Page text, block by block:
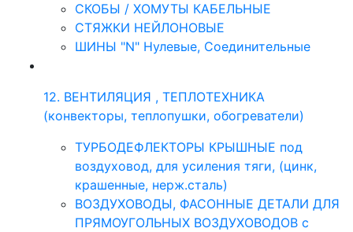
СКОБЫ / ХОМУТЫ КАБЕЛЬНЫЕ
СТЯЖКИ НЕЙЛОНОВЫЕ
ШИНЫ "N" Нулевые, Соединительные
12. ВЕНТИЛЯЦИЯ , ТЕПЛОТЕХНИКА
(конвекторы, теплопушки, обогреватели)
ТУРБОДЕФЛЕКТОРЫ КРЫШНЫЕ под
воздуховод, для усиления тяги, (цинк,
крашенные, нерж.сталь)
ВОЗДУХОВОДЫ, ФАСОННЫЕ ДЕТАЛИ ДЛЯ
ПРЯМОУГОЛЬНЫХ ВОЗДУХОВОДОВ с